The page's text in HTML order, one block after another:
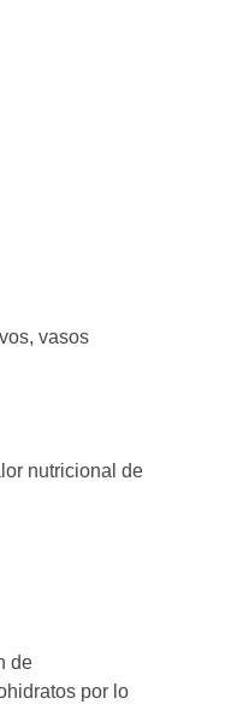
vasos
nutricional de
de
por lo